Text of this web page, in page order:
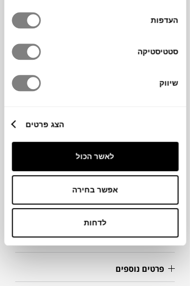
העדפות
סטטיסטיקה
שיווק
הצג פרטים
לאשר הכול
אפשר בחירה
לדחות
משטח הנחה לכלי בישול בשימוש יומי, למותג
האיטלקי
. לארגון נוח וקומפקטי
ואביזרי מטבח מבקבוקי פלסטיק משומשים.
מוצר זה עשוי מ 5.6 בקבוקים ממוחזרים, כ 1.5
25X12X3H ס"מ
מידע על חומרים
מק"ט
פרטים נוספים